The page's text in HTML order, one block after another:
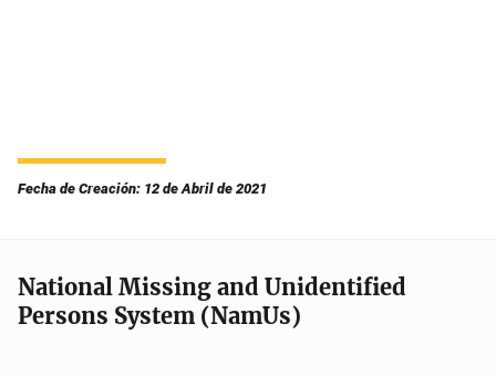
Fecha de Creación: 12 de Abril de 2021
National Missing and Unidentified
Persons System (NamUs)